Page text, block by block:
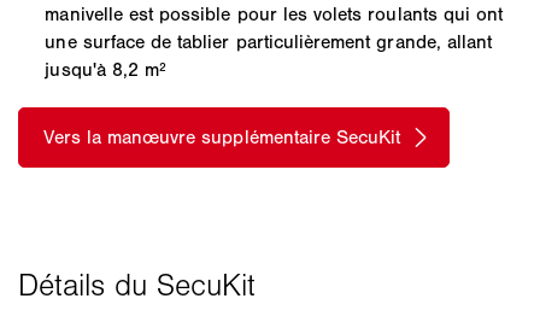
manivelle est possible pour les volets roulants qui ont
une surface de tablier particulièrement grande, allant
jusqu'à 8,2 m²